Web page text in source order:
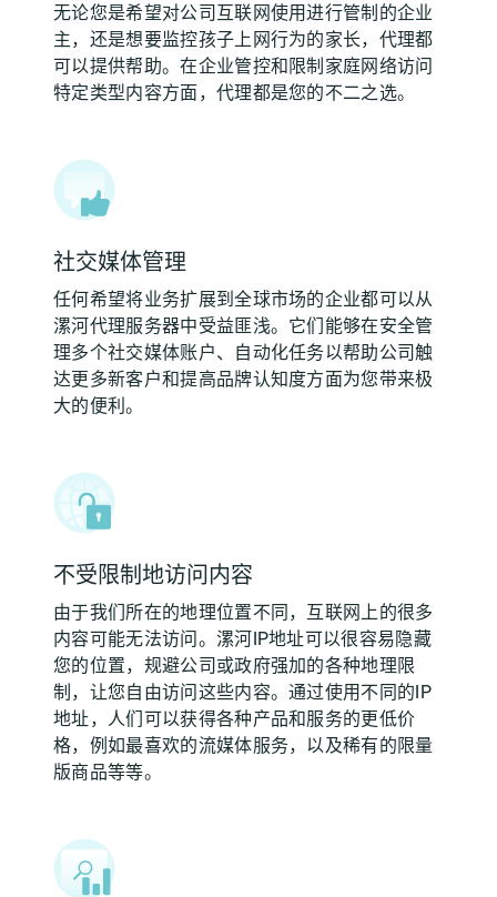
无论您是希望对公司互联网使用进行管制的企业
主，还是想要监控孩子上网行为的家长，代理都
可以提供帮助。在企业管控和限制家庭网络访问
特定类型内容方面，代理都是您的不二之选。
社交媒体管理
任何希望将业务扩展到全球市场的企业都可以从
漯河代理服务器中受益匪浅。它们能够在安全管
理多个社交媒体账户、自动化任务以帮助公司触
达更多新客户和提高品牌认知度方面为您带来极
大的便利。
不受限制地访问内容
由于我们所在的地理位置不同，互联网上的很多
内容可能无法访问。漯河IP地址可以很容易隐藏
您的位置，规避公司或政府强加的各种地理限
制，让您自由访问这些内容。通过使用不同的IP
地址，人们可以获得各种产品和服务的更低价
格，例如最喜欢的流媒体服务，以及稀有的限量
版商品等等。